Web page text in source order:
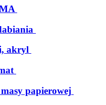
akryl
papierowej